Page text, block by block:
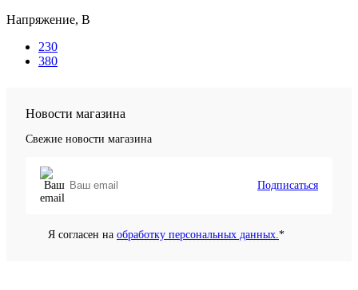
Напряжение, В
230
380
Новости магазина
Свежие новости магазина
Подписаться
Я согласен на обработку персональных данных.*